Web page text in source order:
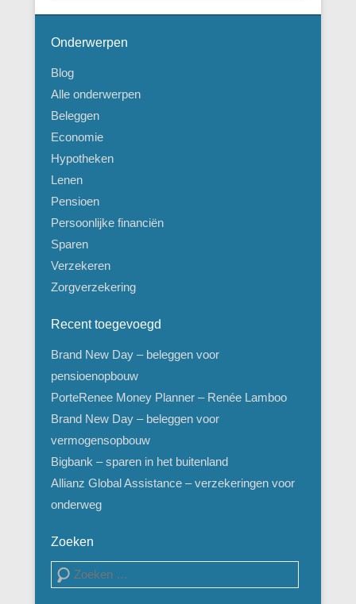
Onderwerpen
Blog
Alle onderwerpen
Beleggen
Economie
Hypotheken
Lenen
Pensioen
Persoonlijke financiën
Sparen
Verzekeren
Zorgverzekering
Recent toegevoegd
Brand New Day – beleggen voor
pensioenopbouw
PorteRenee Money Planner – Renée Lamboo
Brand New Day – beleggen voor
vermogensopbouw
Bigbank – sparen in het buitenland
Allianz Global Assistance – verzekeringen voor
onderweg
Zoeken
Zoeken